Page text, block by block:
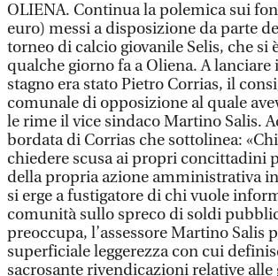
OLIENA. Continua la polemica sui
euro) messi a disposizione da parte
torneo di calcio giovanile Selis, che si
qualche giorno fa a Oliena. A lanciare
stagno era stato Pietro Corrias, il
comunale di opposizione al quale
le rime il vice sindaco Martino Salis.
bordata di Corrias che sottolinea:
chiedere scusa ai propri concittadini
della propria azione amministrativa
si erge a fustigatore di chi vuole
comunità sullo spreco di soldi
preoccupa, l’assessore Martino Salis
superficiale leggerezza con cui
sacrosante rivendicazioni relative alle